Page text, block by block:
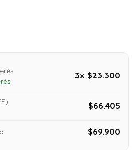
3x $23.300
$66.405
$69.900